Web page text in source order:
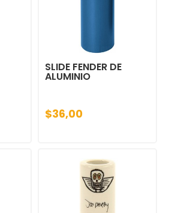
SLIDE FENDER DE
ALUMINIO
$36,00